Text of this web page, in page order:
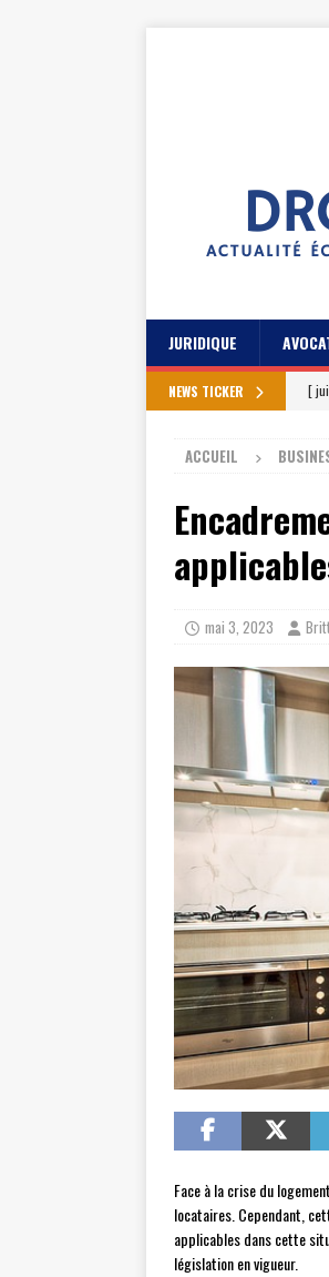
JURIDIQUE
NEWS TICKER [
[
[
[
ACCUEIL
mai 3, 2023
Face à la crise du
locataires. Cependant,
applicables dans cette
législation en vigueur.